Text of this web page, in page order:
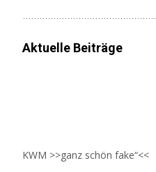
Aktuelle Beiträge
KWM >>ganz schön fake“<<